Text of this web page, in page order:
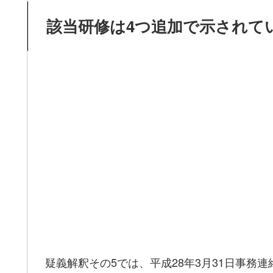
該当研修は4つ追加で示されて
疑義解釈その5では、平成28年3月31日事務